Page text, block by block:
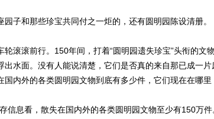
子和那些珍宝共同付之一炬的，还有圆明园陈设清册。
滚前行。150年间，打着“圆明园遗失珍宝”头衔的文
出水面。没有人能说清楚，它们是否真的来自那已成一
国内外的各类圆明园文物到底有多少件，它们现在在哪里
息看，散失在国内外的各类圆明园文物至少有150万件